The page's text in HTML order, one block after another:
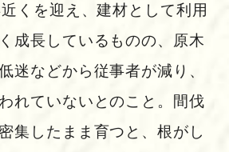
くを迎え、建材として利用
成長しているものの、原木
迷などから従事者が減り、
れていないとのこと。間伐
集したまま育つと、根がし